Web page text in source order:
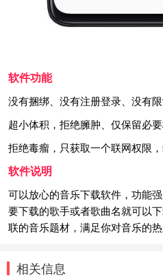
软件功能
没有捆绑、没有注册登录、没有
超小体积，拒绝臃肿、仅保留必要
拒绝毒瘤，只获取一个联网权限，
软件说明
可以放心的音乐下载软件，功能
要下载的歌手或者歌曲名就可以
联的音乐题材，满足你对音乐的热
相关信息